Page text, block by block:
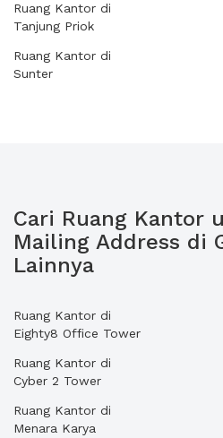
Ruang Kantor di
Tanjung Priok
Ruang Kantor di
Sunter
Cari Ruang Kantor
Mailing Address di
Lainnya
Ruang Kantor di
Eighty8 Office Tower
Ruang Kantor di
Cyber 2 Tower
Ruang Kantor di
Menara Karya